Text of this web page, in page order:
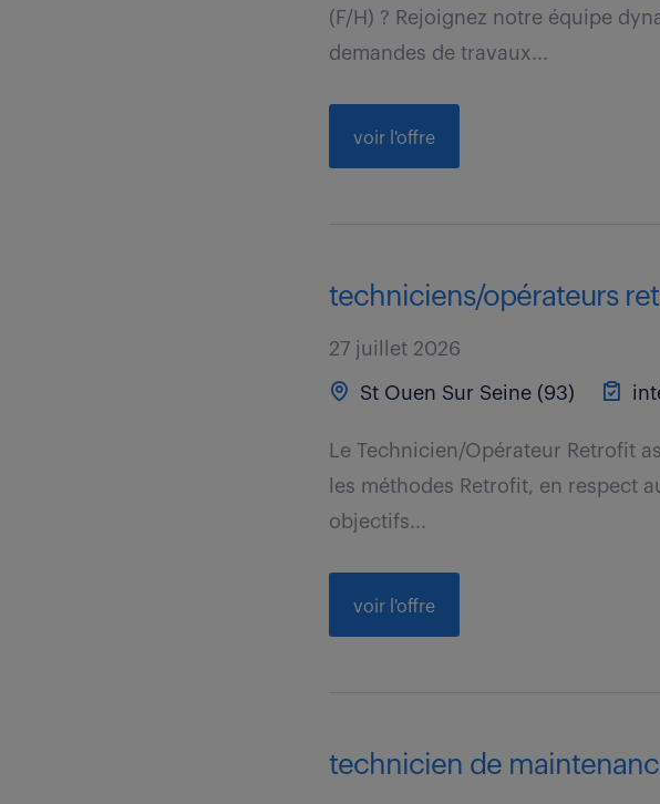
(F/H) ? Rejoignez notre équipe
demandes de travaux...
voir l'offre
techniciens/opérateurs
27 juillet 2026
St Ouen Sur Seine (93)
Le Technicien/Opérateur Retrofit
les méthodes Retrofit, en respect
objectifs...
voir l'offre
technicien de